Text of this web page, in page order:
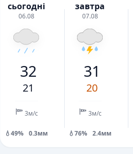
сьогодні
06.08
32
21
3м/с
💧49% 0.3мм
завтра
07.08
31
20
3м/с
💧76% 2.4мм